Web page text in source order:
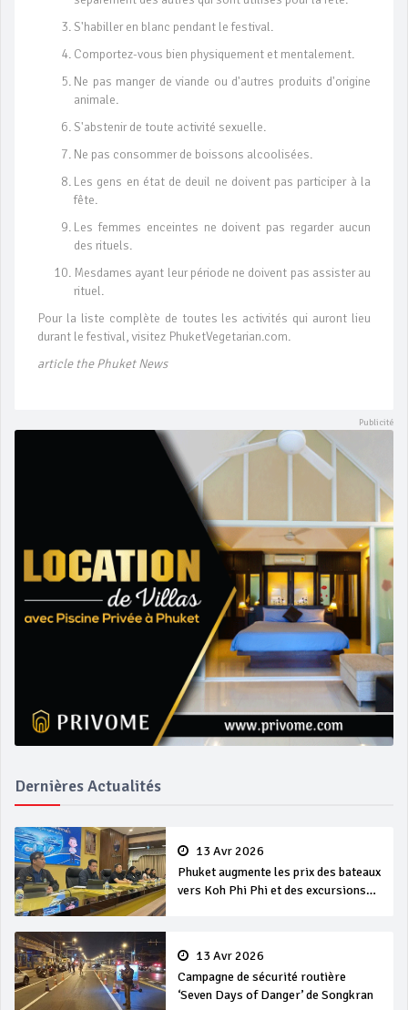
S'habiller en blanc pendant le festival.
Comportez-vous bien physiquement et mentalement.
Ne pas manger de viande ou d'autres produits d'origine
animale.
S'abstenir de toute activité sexuelle.
Ne pas consommer de boissons alcoolisées.
Les gens en état de deuil ne doivent pas participer à la
fête.
Les femmes enceintes ne doivent pas regarder aucun
des rituels.
Mesdames ayant leur période ne doivent pas assister au
rituel.
Pour la liste complète de toutes les activités qui auront lieu
durant le festival, visitez PhuketVegetarian.com.
article the Phuket News
Dernières Actualités
13 Avr 2026
Phuket augmente les prix des bateaux
vers Koh Phi Phi et des excursions
13 Avr 2026
Campagne de sécurité routière
‘Seven Days of Danger’ de Songkran